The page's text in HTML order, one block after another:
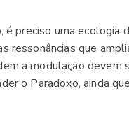
é preciso uma ecologia
ressonâncias que
a modulação devem
o Paradoxo, ainda